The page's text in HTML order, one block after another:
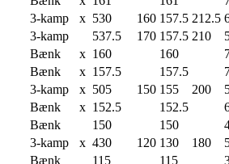
3-kamp x 530 160 157.5 212.5
3-kamp 537.5 170 157.5 210
Bænk x 160 160
Bænk x 157.5 157.5
3-kamp x 505 150 155 200
Bænk x 152.5 152.5
Bænk 150 150
3-kamp x 430 120 130 180
Bænk 115 115